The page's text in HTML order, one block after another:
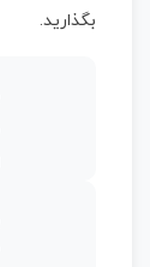
بگذارید.